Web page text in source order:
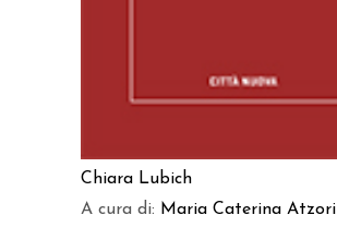
Chiara Lubich
A cura di: Maria Caterina Atzori